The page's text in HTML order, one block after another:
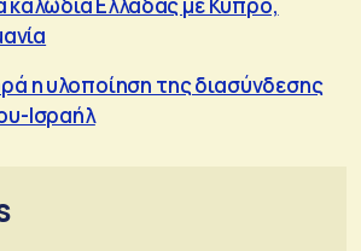
καλώδια Ελλάδας με Κύπρο,
η υλοποίηση της διασύνδεσης
Ισραήλ